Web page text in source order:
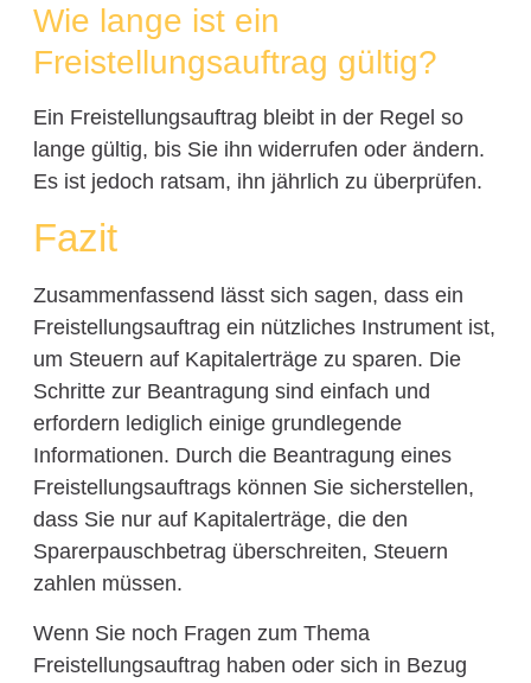
Wie lange ist ein
Freistellungsauftrag gültig?
Ein Freistellungsauftrag bleibt in der Regel so
lange gültig, bis Sie ihn widerrufen oder ändern.
Es ist jedoch ratsam, ihn jährlich zu überprüfen.
Fazit
Zusammenfassend lässt sich sagen, dass ein
Freistellungsauftrag ein nützliches Instrument ist,
um Steuern auf Kapitalerträge zu sparen. Die
Schritte zur Beantragung sind einfach und
erfordern lediglich einige grundlegende
Informationen. Durch die Beantragung eines
Freistellungsauftrags können Sie sicherstellen,
dass Sie nur auf Kapitalerträge, die den
Sparerpauschbetrag überschreiten, Steuern
zahlen müssen.
Wenn Sie noch Fragen zum Thema
Freistellungsauftrag haben oder sich in Bezug